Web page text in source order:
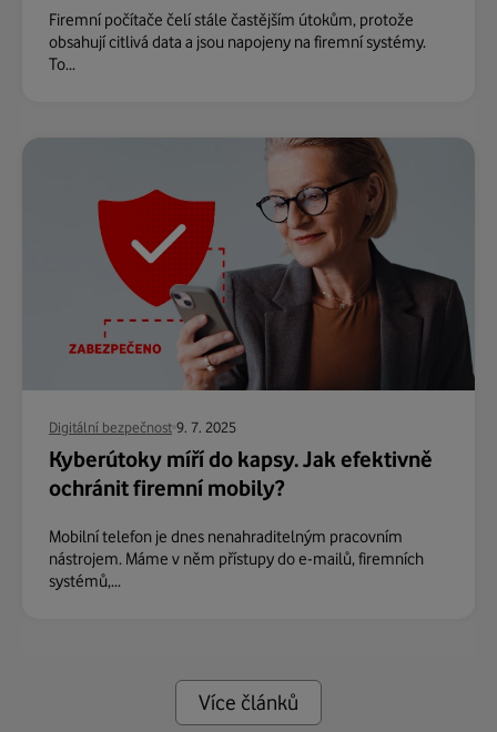
Firemní počítače čelí stále častějším útokům, protože
obsahují citlivá data a jsou napojeny na firemní systémy.
To...
Digitální bezpečnost 9. 7. 2025
Kyberútoky míří do kapsy. Jak efektivně
ochránit firemní mobily?
Mobilní telefon je dnes nenahraditelným pracovním
nástrojem. Máme v něm přístupy do e-mailů, firemních
systémů,...
Více článků